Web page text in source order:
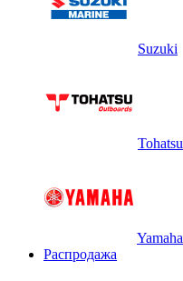
Suzuki
Tohatsu
Yamaha
Распродажа